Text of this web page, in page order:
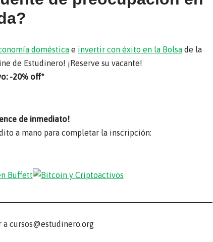
doméstica e invertir con éxito en la Bolsa de la
de Estudinero! ¡Reserve su vacante!
-20% off*
de inmediato!
a mano para completar la inscripción:
a cursos@estudinero.org